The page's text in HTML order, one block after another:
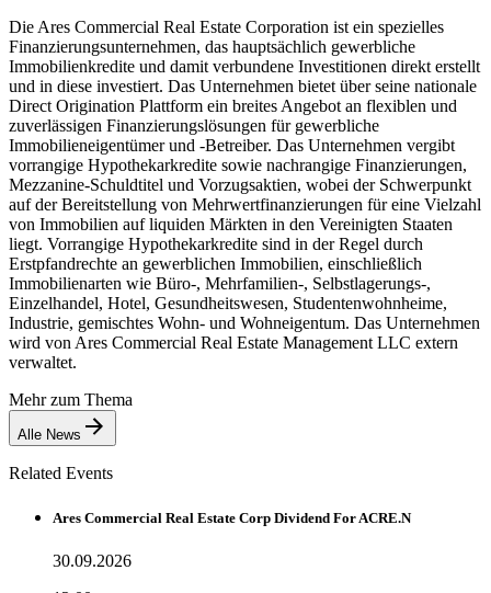
Die Ares Commercial Real Estate Corporation ist ein spezielles
Finanzierungsunternehmen, das hauptsächlich gewerbliche
Immobilienkredite und damit verbundene Investitionen direkt erstellt
und in diese investiert. Das Unternehmen bietet über seine nationale
Direct Origination Plattform ein breites Angebot an flexiblen und
zuverlässigen Finanzierungslösungen für gewerbliche
Immobilieneigentümer und -Betreiber. Das Unternehmen vergibt
vorrangige Hypothekarkredite sowie nachrangige Finanzierungen,
Mezzanine-Schuldtitel und Vorzugsaktien, wobei der Schwerpunkt
auf der Bereitstellung von Mehrwertfinanzierungen für eine Vielzahl
von Immobilien auf liquiden Märkten in den Vereinigten Staaten
liegt. Vorrangige Hypothekarkredite sind in der Regel durch
Erstpfandrechte an gewerblichen Immobilien, einschließlich
Immobilienarten wie Büro-, Mehrfamilien-, Selbstlagerungs-,
Einzelhandel, Hotel, Gesundheitswesen, Studentenwohnheime,
Industrie, gemischtes Wohn- und Wohneigentum. Das Unternehmen
wird von Ares Commercial Real Estate Management LLC extern
verwaltet.
Mehr zum Thema
Alle News
Related Events
Ares Commercial Real Estate Corp Dividend For ACRE.N
30.09.2026